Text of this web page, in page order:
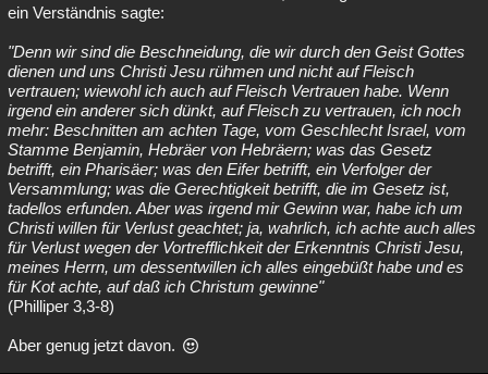
ein Verständnis sagte:
"Denn wir sind die Beschneidung, die wir durch den Geist Gottes
dienen und uns Christi Jesu rühmen und nicht auf Fleisch
vertrauen; wiewohl ich auch auf Fleisch Vertrauen habe. Wenn
irgend ein anderer sich dünkt, auf Fleisch zu vertrauen, ich noch
mehr: Beschnitten am achten Tage, vom Geschlecht Israel, vom
Stamme Benjamin, Hebräer von Hebräern; was das Gesetz
betrifft, ein Pharisäer; was den Eifer betrifft, ein Verfolger der
Versammlung; was die Gerechtigkeit betrifft, die im Gesetz ist,
tadellos erfunden. Aber was irgend mir Gewinn war, habe ich um
Christi willen für Verlust geachtet; ja, wahrlich, ich achte auch alles
für Verlust wegen der Vortrefflichkeit der Erkenntnis Christi Jesu,
meines Herrn, um dessentwillen ich alles eingebüßt habe und es
für Kot achte, auf daß ich Christum gewinne"
(Philliper 3,3-8)
Aber genug jetzt davon.